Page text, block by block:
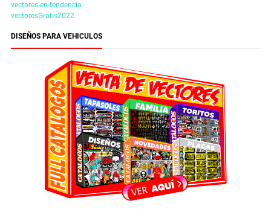
vectores-en-tendencia
vectoresGratis2022
DISEÑOS PARA VEHICULOS